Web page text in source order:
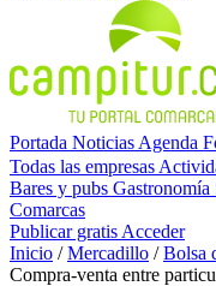
Portada Noticias Agenda
Todas las empresas
Bares y pubs Gastronomía
Comarcas
Publicar gratis Acceder
Inicio / Mercadillo / Bolsa
Compra-venta entre